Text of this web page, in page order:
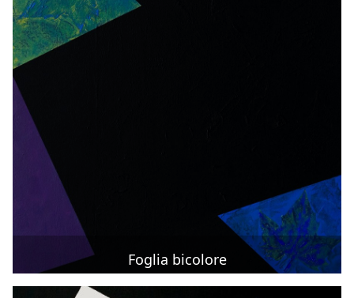
Foglia bicolore